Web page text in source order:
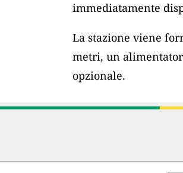
immediatamente
La stazione viene
metri, un
opzionale.